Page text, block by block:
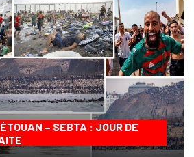
– SEBTA : JOUR DE